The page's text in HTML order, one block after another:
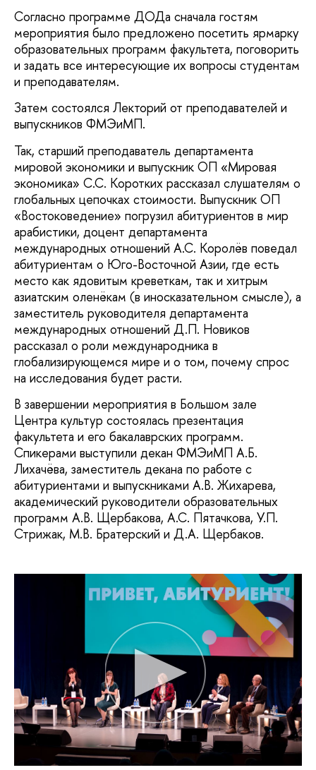
Согласно программе ДОДа сначала гостям
мероприятия было предложено посетить ярмарку
образовательных программ факультета, поговорить
и задать все интересующие их вопросы студентам
и преподавателям.
Затем состоялся Лекторий от преподавателей и
выпускников ФМЭиМП.
Так, старший преподаватель департамента
мировой экономики и выпускник ОП «Мировая
экономика» С.С. Коротких рассказал слушателям о
глобальных цепочках стоимости. Выпускник ОП
«Востоковедение» погрузил абитуриентов в мир
арабистики, доцент департамента
международных отношений А.С. Королёв поведал
абитуриентам о Юго-Восточной Азии, где есть
место как ядовитым креветкам, так и хитрым
азиатским оленёкам (в иносказательном смысле), а
заместитель руководителя департамента
международных отношений Д.П. Новиков
рассказал о роли международника в
глобализирующемся мире и о том, почему спрос
на исследования будет расти.
В завершении мероприятия в Большом зале
Центра культур состоялась презентация
факультета и его бакалаврских программ.
Спикерами выступили декан ФМЭиМП А.Б.
Лихачёва, заместитель декана по работе с
абитуриентами и выпускниками А.В. Жихарева,
академический руководители образовательных
программ А.В. Щербакова, А.С. Пятачкова, У.П.
Стрижак, М.В. Братерский и Д.А. Щербаков.